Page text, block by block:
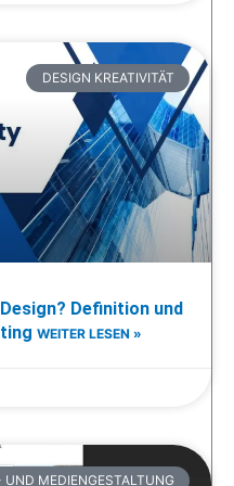
DESIGN KREATIVITÄT
Definition und
WEITER LESEN »
UND MEDIENGESTALTUNG